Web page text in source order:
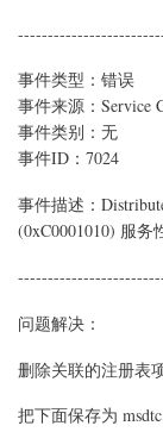
事件类型：错误
事件来源：Service
事件类别：无
事件ID：7024
事件描述：
(0xC0001010) 服务
问题解决：
删除关联的注册表
把下面保存为